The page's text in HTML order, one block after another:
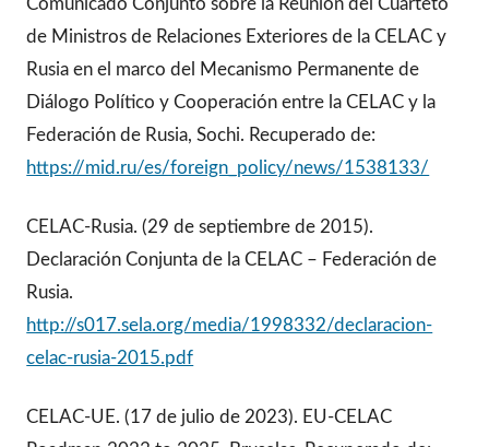
de Ministros de Relaciones Exteriores de la CELAC y
Rusia en el marco del Mecanismo Permanente de
Diálogo Político y Cooperación entre la CELAC y la
Federación de Rusia, Sochi. Recuperado de:
https://mid.ru/es/foreign_policy/news/1538133/
CELAC-Rusia. (29 de septiembre de 2015).
Declaración Conjunta de la CELAC – Federación de
Rusia.
http://s017.sela.org/media/1998332/declaracion-
celac-rusia-2015.pdf
CELAC-UE. (17 de julio de 2023). EU-CELAC